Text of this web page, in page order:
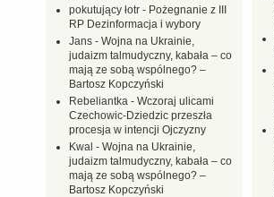
pokutujący łotr - Pożegnanie z III
RP Dezinformacja i wybory
Jans - Wojna na Ukrainie,
judaizm talmudyczny, kabała – co
mają ze sobą wspólnego? –
Bartosz Kopczyński
Rebeliantka - Wczoraj ulicami
Czechowic-Dziedzic przeszła
procesja w intencji Ojczyzny
Kwal - Wojna na Ukrainie,
judaizm talmudyczny, kabała – co
mają ze sobą wspólnego? –
Bartosz Kopczyński